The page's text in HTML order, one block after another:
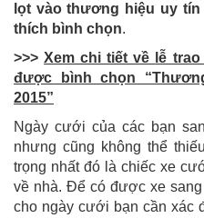
lọt vào thương hiệu uy
thích bình chọn.
>>>Xem chi tiết về lễ
được bình chọn
2015”
Ngày cưới của các bạn
nhưng cũng không thể
trọng nhất đó là chiếc xe
về nhà. Để có được xe
cho ngày cưới bạn cần xác